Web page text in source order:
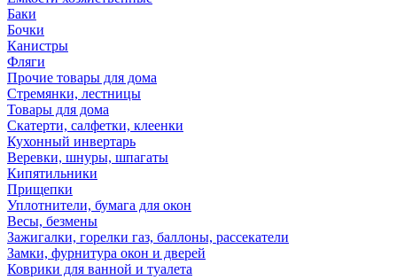
Баки
Бочки
Канистры
Фляги
Прочие товары для дома
Стремянки, лестницы
Товары для дома
Скатерти, салфетки, клеенки
Кухонный инвертарь
Веревки, шнуры, шпагаты
Кипятильники
Прищепки
Уплотнители, бумага для окон
Весы, безмены
Зажигалки, горелки газ, баллоны, рассекатели
Замки, фурнитура окон и дверей
Коврики для ванной и туалета